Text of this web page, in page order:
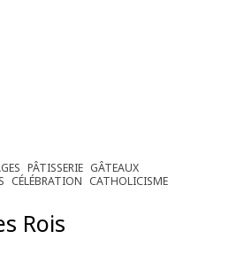
PÂTISSERIE GÂTEAUX
CÉLÉBRATION CATHOLICISME
Rois